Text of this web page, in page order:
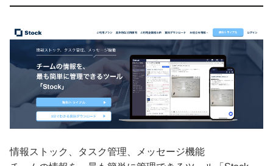
情報ストック、タスク管理、メッセージ機能